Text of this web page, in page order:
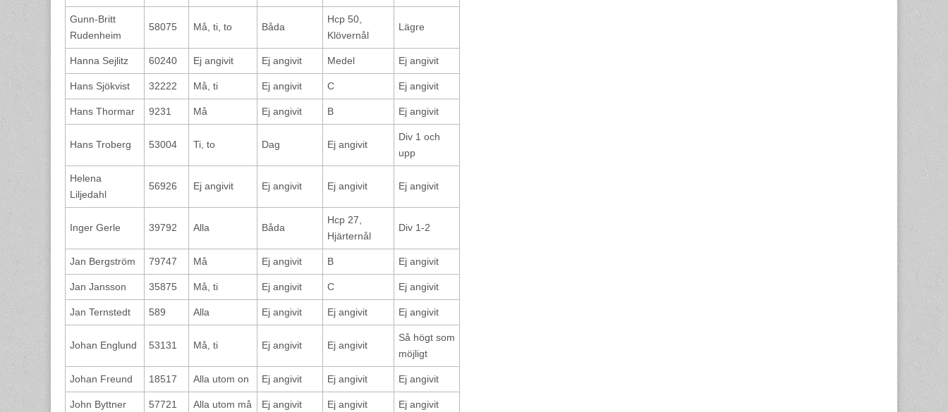
Gunn-Britt
Rudenheim
58075 Må, ti, to Båda
Hcp 50,
Klövernål
Lägre
Hanna Sejlitz 60240 Ej angivit Ej angivit Medel Ej angivit
Hans Sjökvist 32222 Må, ti Ej angivit C Ej angivit
Hans Thormar 9231 Må Ej angivit B Ej angivit
Hans Troberg 53004 Ti, to Dag Ej angivit
Div 1 och
upp
Helena
Liljedahl
56926 Ej angivit Ej angivit Ej angivit Ej angivit
Inger Gerle 39792 Alla Båda
Hcp 27,
Hjärternål
Div 1-2
Jan Bergström 79747 Må Ej angivit B Ej angivit
Jan Jansson 35875 Må, ti Ej angivit C Ej angivit
Jan Ternstedt 589 Alla Ej angivit Ej angivit Ej angivit
Johan Englund 53131 Må, ti Ej angivit Ej angivit
Så högt som
möjligt
Johan Freund 18517 Alla utom on Ej angivit Ej angivit Ej angivit
John Byttner 57721 Alla utom må Ej angivit Ej angivit Ej angivit